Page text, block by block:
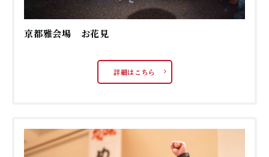
京都雅会場 お花見
詳細はこちら